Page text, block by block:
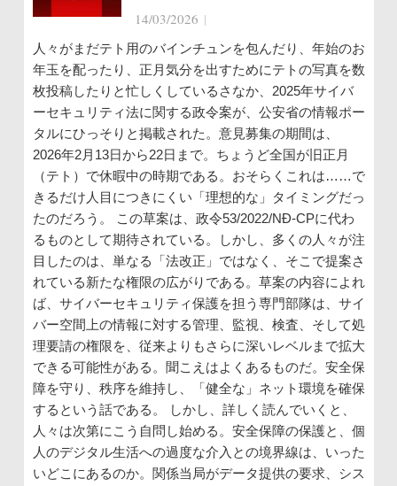
14/03/2026 |
人々がまだテト用のバインチュンを包んだり、年始のお
年玉を配ったり、正月気分を出すためにテトの写真を数
枚投稿したりと忙しくしているさなか、2025年サイバ
ーセキュリティ法に関する政令案が、公安省の情報ポー
タルにひっそりと掲載された。意見募集の期間は、
2026年2月13日から22日まで。ちょうど全国が旧正月
（テト）で休暇中の時期である。おそらくこれは……で
きるだけ人目につきにくい「理想的な」タイミングだっ
たのだろう。 この草案は、政令53/2022/NĐ-CPに代わ
るものとして期待されている。しかし、多くの人々が注
目したのは、単なる「法改正」ではなく、そこで提案さ
れている新たな権限の広がりである。草案の内容によれ
ば、サイバーセキュリティ保護を担う専門部隊は、サイ
バー空間上の情報に対する管理、監視、検査、そして処
理要請の権限を、従来よりもさらに深いレベルまで拡大
できる可能性がある。聞こえはよくあるものだ。安全保
障を守り、秩序を維持し、「健全な」ネット環境を確保
するという話である。 しかし、詳しく読んでいくと、
人々は次第にこう自問し始める。安全保障の保護と、個
人のデジタル生活への過度な介入との境界線は、いった
いどこにあるのか。関係当局がデータ提供の要求、シス